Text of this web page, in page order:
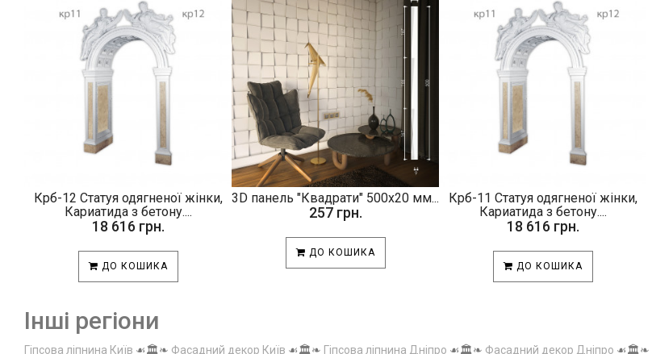
Крб-12 Статуя одягненої жінки,
Кариатида з бетону....
18 616 грн.
ДО КОШИКА
3D панель "Квадрати" 500х20 мм...
257 грн.
ДО КОШИКА
Крб-11 Статуя одягненої жінки,
Кариатида з бетону....
18 616 грн.
ДО КОШИКА
Інші регіони
Гіпсова ліпнина Київ ☙🏛️❧ Фасадний декор Київ ☙🏛️❧ Гіпсова ліпнина Дніпро ☙🏛️❧ Фасадний декор Дніпро ☙🏛️❧